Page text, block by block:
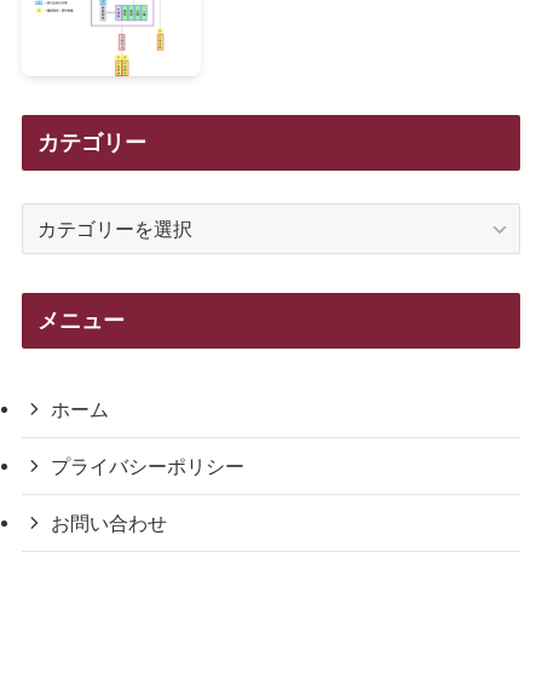
カテゴリー
メニュー
ホーム
プライバシーポリシー
お問い合わせ